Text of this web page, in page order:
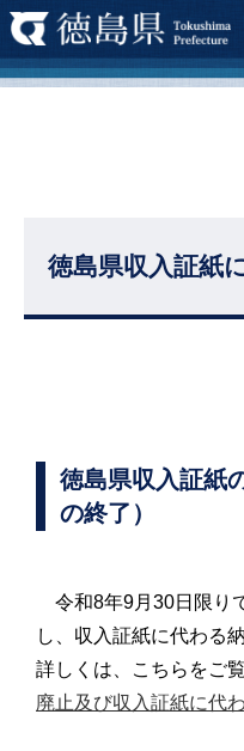
徳島県収入証紙
徳島県収入証紙
の終了）
令和8年9月30日限り
し、収入証紙に代わる
詳しくは、こちらをご
廃止及び収入証紙に代